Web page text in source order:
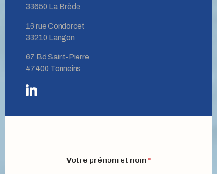
33650 La Brède
16 rue Condorcet
33210 Langon
67 Bd Saint-Pierre
47400 Tonneins
Votre prénom et nom *